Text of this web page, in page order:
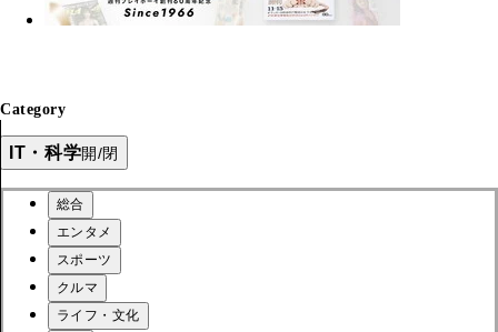
Category
IT・科学開/閉
総合
エンタメ
スポーツ
クルマ
ライフ・文化